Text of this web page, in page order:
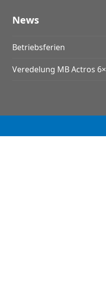
News
Betriebsferien
Veredelung MB Actros